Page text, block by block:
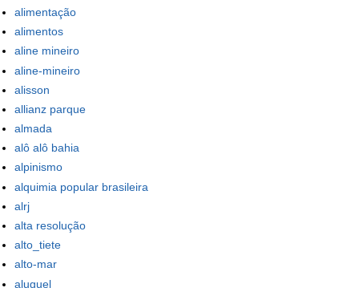
alimentação
alimentos
aline mineiro
aline-mineiro
alisson
allianz parque
almada
alô alô bahia
alpinismo
alquimia popular brasileira
alrj
alta resolução
alto_tiete
alto-mar
aluguel